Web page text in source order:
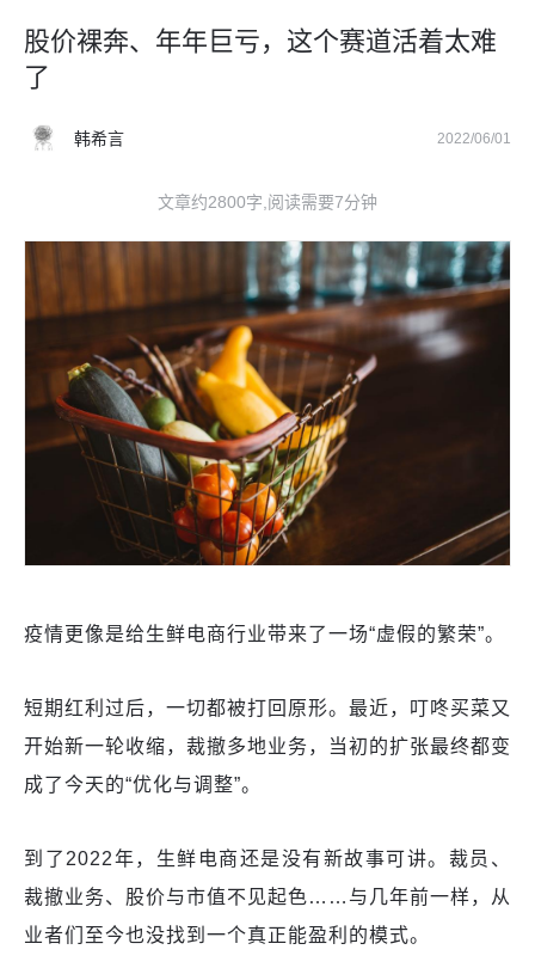
股价裸奔、年年巨亏，这个赛道活着太难
了
韩希言 2022/06/01
文章约2800字,阅读需要7分钟
疫情更像是给生鲜电商行业带来了一场“虚假的繁荣”。
短期红利过后，一切都被打回原形。最近，叮咚买菜又
开始新一轮收缩，裁撤多地业务，当初的扩张最终都变
成了今天的“优化与调整”。
到了2022年，生鲜电商还是没有新故事可讲。裁员、
裁撤业务、股价与市值不见起色……与几年前一样，从
业者们至今也没找到一个真正能盈利的模式。